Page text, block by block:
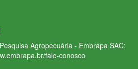
Agropecuária - Embrapa SAC:
fale-conosco